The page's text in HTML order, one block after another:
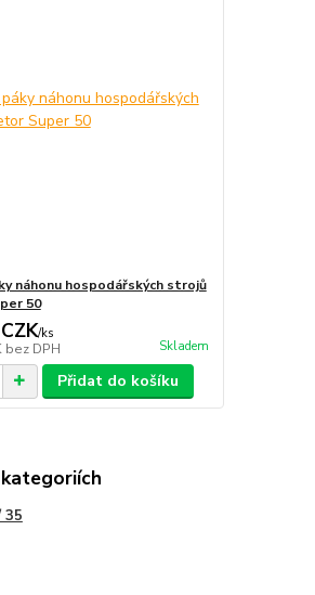
náhonu hospodářských strojů
50
/ks
bez DPH Skladem
Přidat do košíku
35